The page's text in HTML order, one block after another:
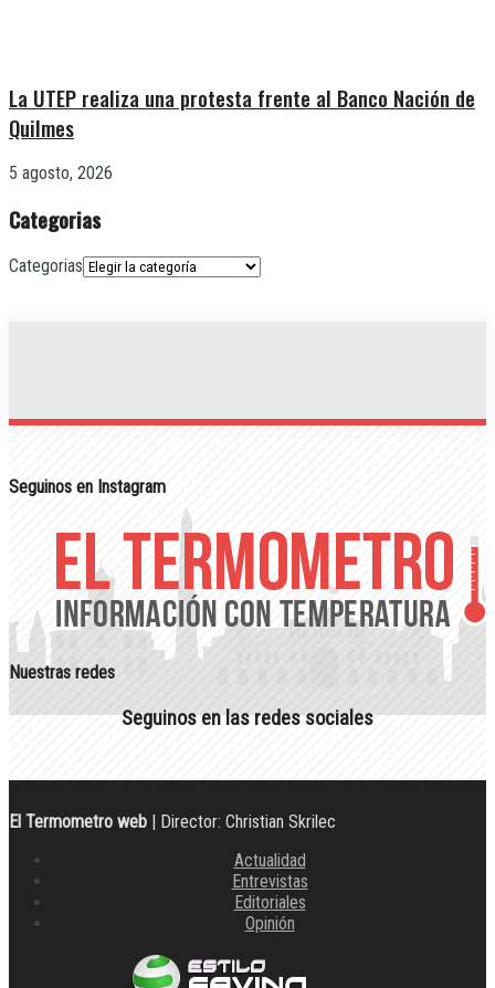
La UTEP realiza una protesta frente al Banco Nación de
Quilmes
5 agosto, 2026
Categorias
Categorias
Seguinos en Instagram
Nuestras redes
Seguinos en las redes sociales
El Termometro web | Director: Christian Skrilec
Actualidad
Entrevistas
Editoriales
Opinión